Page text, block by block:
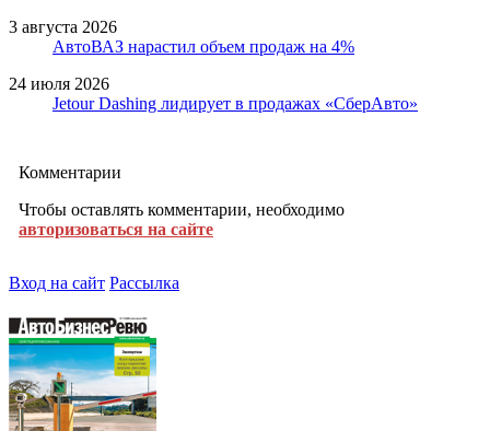
3 августа 2026
АвтоВАЗ нарастил объем продаж на 4%
24 июля 2026
Jetour Dashing лидирует в продажах «СберАвто»
Комментарии
Чтобы оставлять комментарии, необходимо
авторизоваться на сайте
Вход на сайт Рассылка